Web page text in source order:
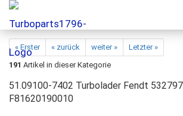
« Erster « zurück weiter »
Letzter »
191 Artikel in dieser Kategorie
51.09100-7402 Turbolader Fendt
F81620190010